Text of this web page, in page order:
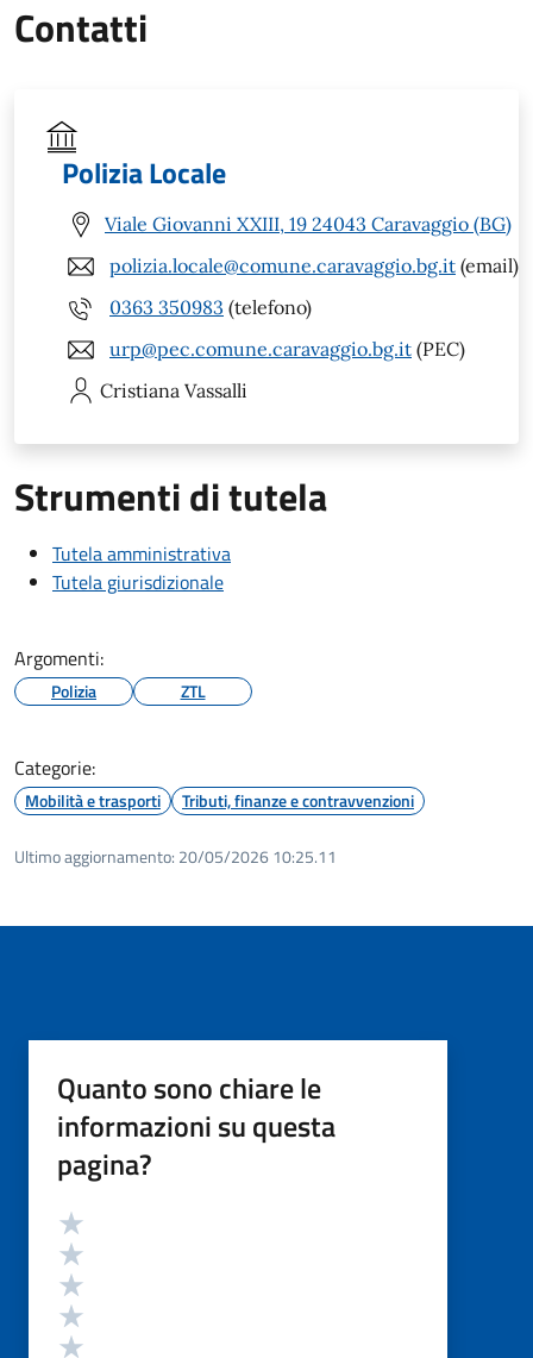
Contatti
Polizia Locale
Viale Giovanni XXIII, 19 24043 Caravaggio (BG)
polizia.locale@comune.caravaggio.bg.it (email)
0363 350983 (telefono)
urp@pec.comune.caravaggio.bg.it (PEC)
Cristiana Vassalli
Strumenti di tutela
Tutela amministrativa
Tutela giurisdizionale
Argomenti:
Polizia ZTL
Categorie:
Mobilità e trasporti Tributi, finanze e contravvenzioni
Ultimo aggiornamento: 20/05/2026 10:25.11
Quanto sono chiare le
informazioni su questa
pagina?
Valutazione